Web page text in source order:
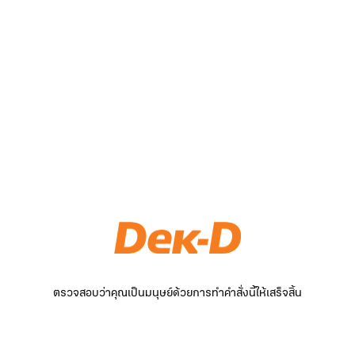
ตรวจสอบว่าคุณเป็นมนุษย์ด้วยการทำคำสั่งนี้ให้เสร็จสิ้น